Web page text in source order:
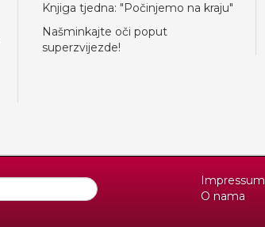
Knjiga tjedna: "Počinjemo na kraju"
Našminkajte oči poput
superzvijezde!
Impressum
O nama